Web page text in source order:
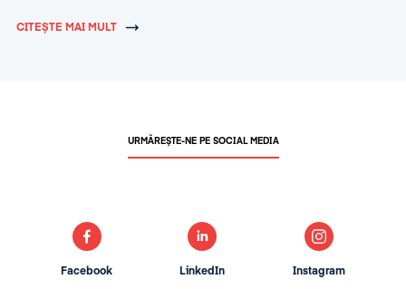
CITEȘTE MAI MULT
URMĂREȘTE-NE PE SOCIAL MEDIA
Facebook LinkedIn Instagram